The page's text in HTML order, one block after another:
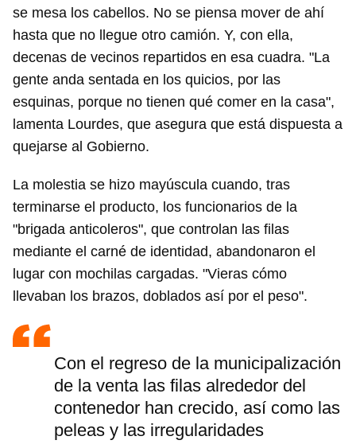
se mesa los cabellos. No se piensa mover de ahí
hasta que no llegue otro camión. Y, con ella,
decenas de vecinos repartidos en esa cuadra. "La
gente anda sentada en los quicios, por las
esquinas, porque no tienen qué comer en la casa",
lamenta Lourdes, que asegura que está dispuesta a
quejarse al Gobierno.
La molestia se hizo mayúscula cuando, tras
terminarse el producto, los funcionarios de la
"brigada anticoleros", que controlan las filas
mediante el carné de identidad, abandonaron el
lugar con mochilas cargadas. "Vieras cómo
llevaban los brazos, doblados así por el peso".
Con el regreso de la municipalización
de la venta las filas alrededor del
contenedor han crecido, así como las
peleas y las irregularidades